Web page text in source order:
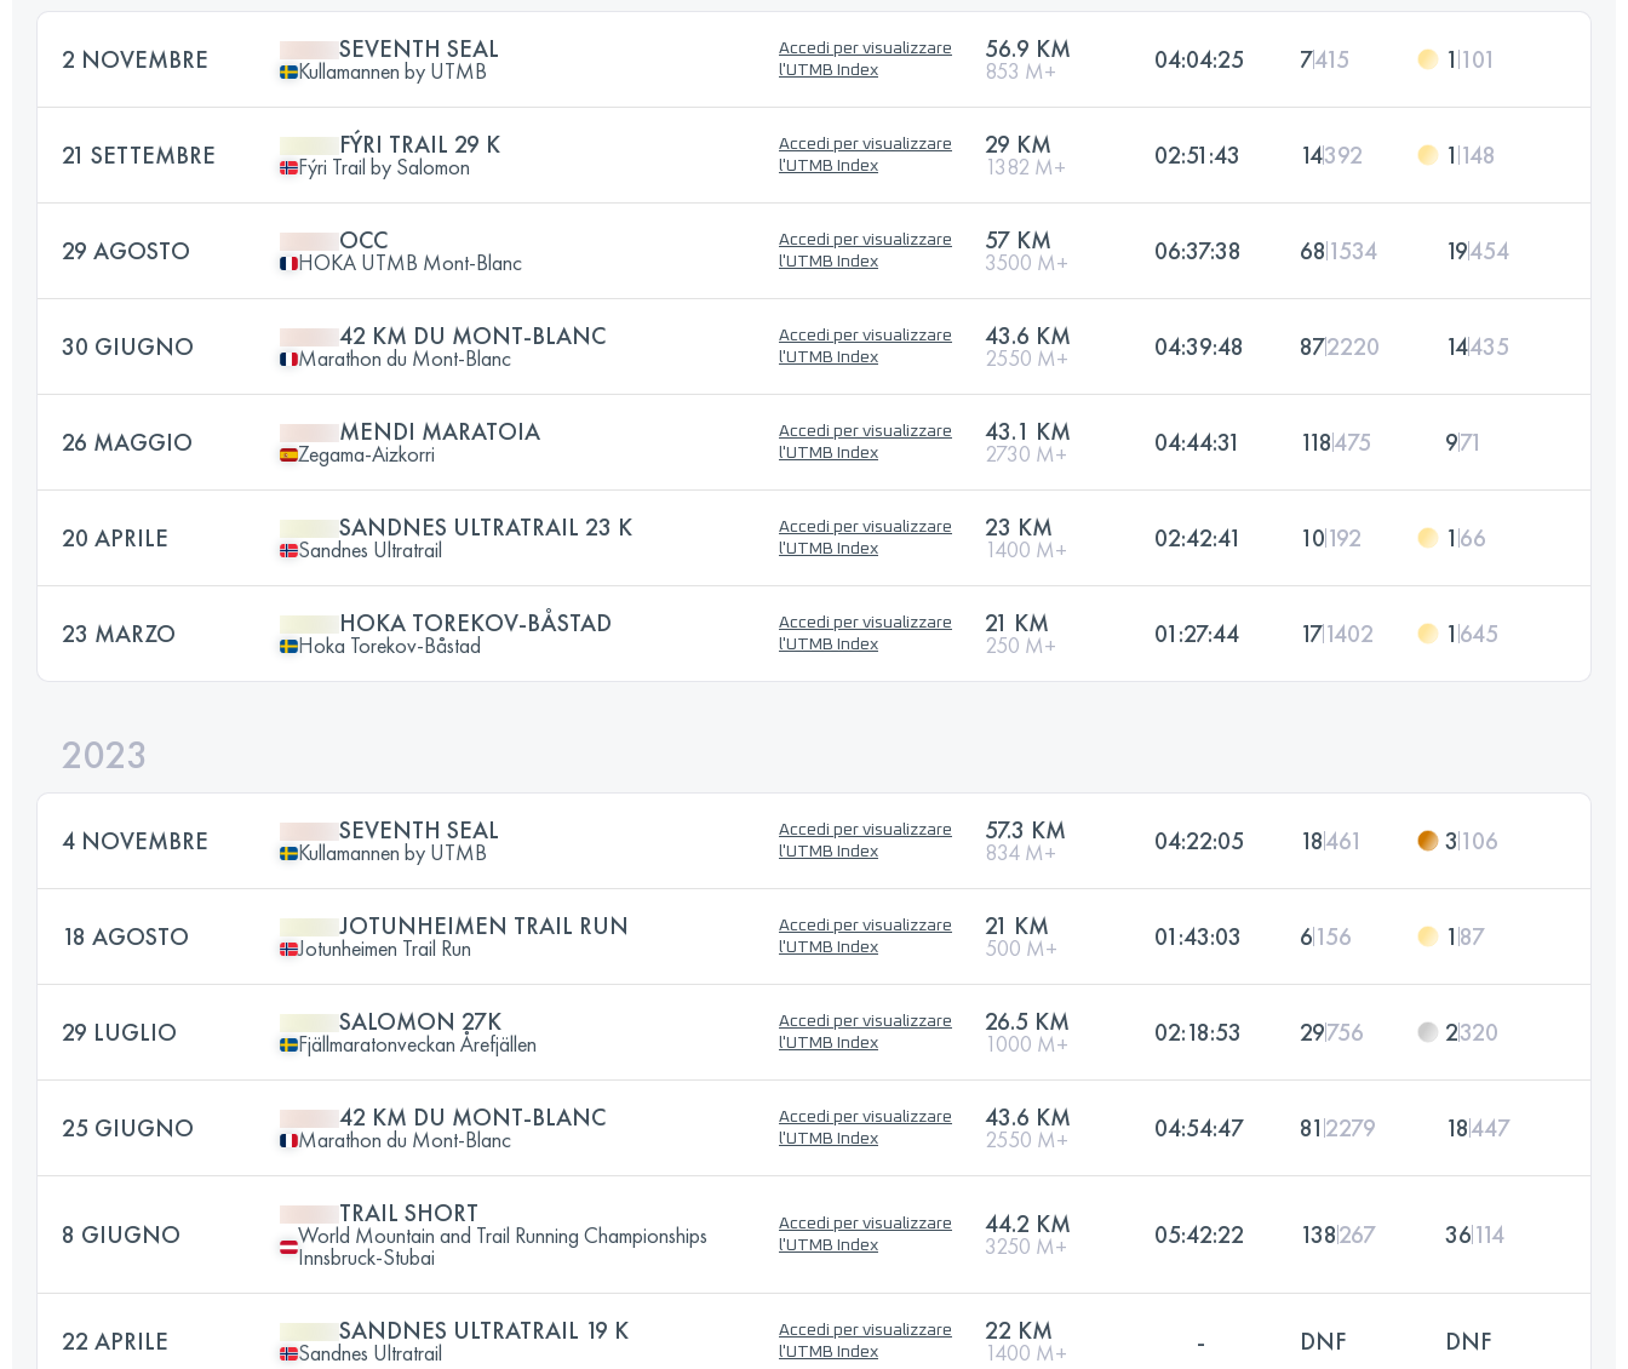
2 NOVEMBRE SEVENTH SEAL
Kullamannen by UTMB
Accedi per visualizzare
l'UTMB Index
56.9 KM
853 M+ 04:04:25 7415 1 101
21 SETTEMBRE FÝRI TRAIL 29 K
Fýri Trail by Salomon
Accedi per visualizzare
l'UTMB Index
29 KM
1382 M+ 02:51:43 14392 1 148
29 AGOSTO OCC
HOKA UTMB Mont-Blanc
Accedi per visualizzare
l'UTMB Index
57 KM
3500 M+ 06:37:38 68 1534 19454
30 GIUGNO 42 KM DU MONT-BLANC
Marathon du Mont-Blanc
Accedi per visualizzare
l'UTMB Index
43.6 KM
2550 M+ 04:39:48 872220 14435
26 MAGGIO MENDI MARATOIA
Zegama-Aizkorri
Accedi per visualizzare
l'UTMB Index
43.1 KM
2730 M+ 04:44:31 118475 971
20 APRILE SANDNES ULTRATRAIL 23 K
Sandnes Ultratrail
Accedi per visualizzare
l'UTMB Index
23 KM
1400 M+ 02:42:41 10192 1 66
23 MARZO HOKA TOREKOV-BÅSTAD
Hoka Torekov-Båstad
Accedi per visualizzare
l'UTMB Index
21 KM
250 M+ 01:27:44 171402 1 645
2023
4 NOVEMBRE SEVENTH SEAL
Kullamannen by UTMB
Accedi per visualizzare
l'UTMB Index
57.3 KM
834 M+ 04:22:05 18461 3 106
18 AGOSTO JOTUNHEIMEN TRAIL RUN
Jotunheimen Trail Run
Accedi per visualizzare
l'UTMB Index
21 KM
500 M+ 01:43:03 6156 1 87
29 LUGLIO SALOMON 27K
Fjällmaratonveckan Årefjällen
Accedi per visualizzare
l'UTMB Index
26.5 KM
1000 M+ 02:18:53 29756 2320
25 GIUGNO 42 KM DU MONT-BLANC
Marathon du Mont-Blanc
Accedi per visualizzare
l'UTMB Index
43.6 KM
2550 M+ 04:54:47 81 2279 18447
8 GIUGNO
TRAIL SHORT
World Mountain and Trail Running Championships
Innsbruck-Stubai
Accedi per visualizzare
l'UTMB Index
44.2 KM
3250 M+ 05:42:22 138267 36114
22 APRILE SANDNES ULTRATRAIL 19 K
Sandnes Ultratrail
Accedi per visualizzare
l'UTMB Index
22 KM
1400 M+ - DNF DNF